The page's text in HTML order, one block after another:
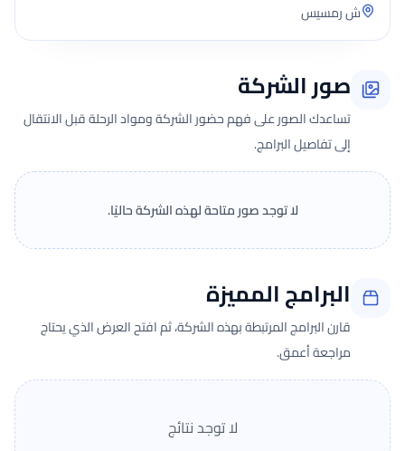
ش رمسيس
صور الشركة
تساعدك الصور على فهم حضور الشركة ومواد الرحلة قبل الانتقال
إلى تفاصيل البرامج.
لا توجد صور متاحة لهذه الشركة حاليًا.
البرامج المميزة
قارن البرامج المرتبطة بهذه الشركة، ثم افتح العرض الذي يحتاج
مراجعة أعمق.
لا توجد نتائج